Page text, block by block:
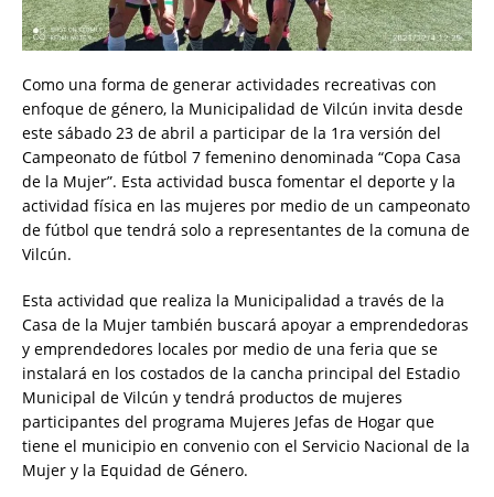
Como una forma de generar actividades recreativas con
enfoque de género, la Municipalidad de Vilcún invita desde
este sábado 23 de abril a participar de la 1ra versión del
Campeonato de fútbol 7 femenino denominada “Copa Casa
de la Mujer”. Esta actividad busca fomentar el deporte y la
actividad física en las mujeres por medio de un campeonato
de fútbol que tendrá solo a representantes de la comuna de
Vilcún.
Esta actividad que realiza la Municipalidad a través de la
Casa de la Mujer también buscará apoyar a emprendedoras
y emprendedores locales por medio de una feria que se
instalará en los costados de la cancha principal del Estadio
Municipal de Vilcún y tendrá productos de mujeres
participantes del programa Mujeres Jefas de Hogar que
tiene el municipio en convenio con el Servicio Nacional de la
Mujer y la Equidad de Género.